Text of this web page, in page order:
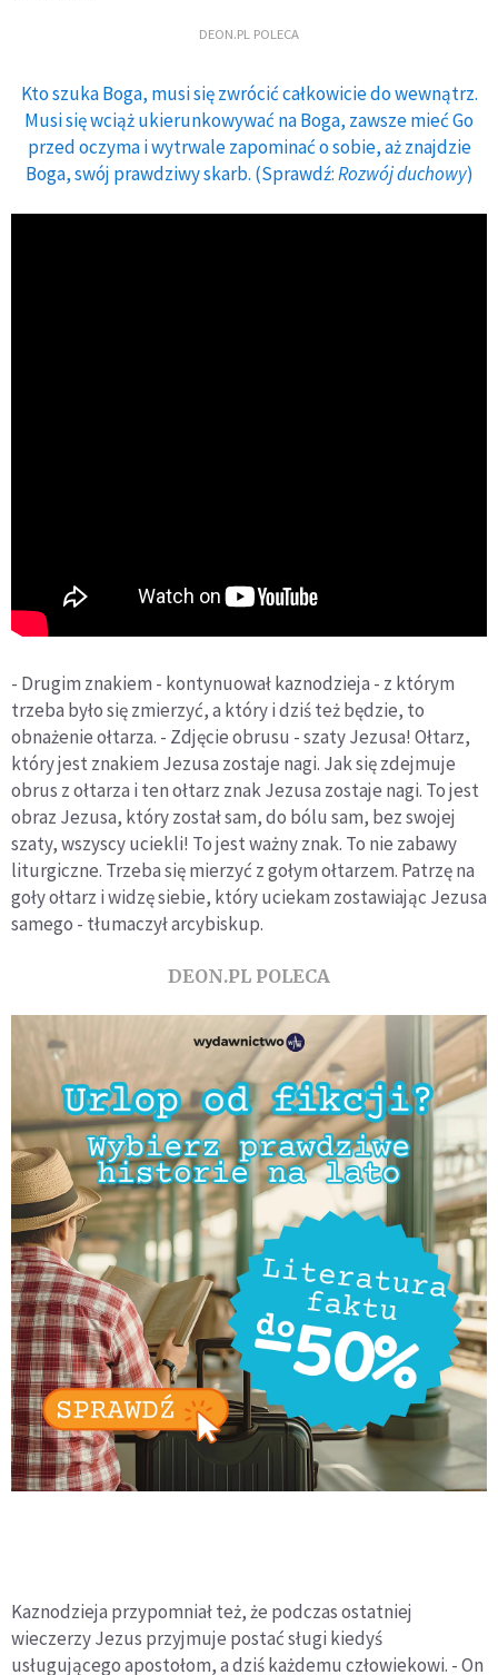
DEON.PL POLECA
Kto szuka Boga, musi się zwrócić całkowicie do wewnątrz.
Musi się wciąż ukierunkowywać na Boga, zawsze mieć Go
przed oczyma i wytrwale zapominać o sobie, aż znajdzie
Boga, swój prawdziwy skarb. (Sprawdź:Rozwój duchowy)
- Drugim znakiem - kontynuował kaznodzieja - z którym
trzeba było się zmierzyć, a który i dziś też będzie, to
obnażenie ołtarza. - Zdjęcie obrusu - szaty Jezusa! Ołtarz,
który jest znakiem Jezusa zostaje nagi. Jak się zdejmuje
obrus z ołtarza i ten ołtarz znak Jezusa zostaje nagi. To jest
obraz Jezusa, który został sam, do bólu sam, bez swojej
szaty, wszyscy uciekli! To jest ważny znak. To nie zabawy
liturgiczne. Trzeba się mierzyć z gołym ołtarzem. Patrzę na
goły ołtarz i widzę siebie, który uciekam zostawiając Jezusa
samego - tłumaczył arcybiskup.
DEON.PL POLECA
Kaznodzieja przypomniał też, że podczas ostatniej
wieczerzy Jezus przyjmuje postać sługi kiedyś
usługującego apostołom, a dziś każdemu człowiekowi. - On